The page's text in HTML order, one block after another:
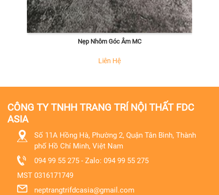
Nẹp Nhôm Góc Âm MC
Liên Hệ
CÔNG TY TNHH TRANG TRÍ NỘI THẤT FDC
ASIA
Số 11A Hồng Hà, Phường 2, Quận Tân Bình, Thành
phố Hồ Chí Minh, Việt Nam
094 99 55 275 - Zalo: 094 99 55 275
MST 0316171749
neptrangtrifdcasia@gmail.com